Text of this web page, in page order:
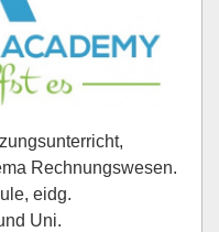
Rechnungswesen.
eidg.
Uni.